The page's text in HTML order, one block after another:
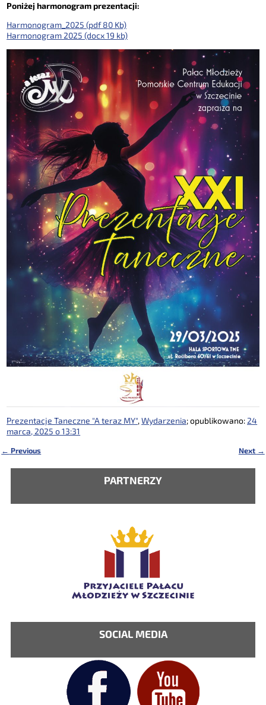
Poniżej harmonogram prezentacji:
Harmonogram_2025 (pdf 80 Kb)
Harmonogram 2025 (docx 19 kb)
Prezentacje Taneczne "A teraz MY",Wydarzenia; opublikowano: 24
marca, 2025 o 13:31
← Previous Next →
PARTNERZY
SOCIAL MEDIA